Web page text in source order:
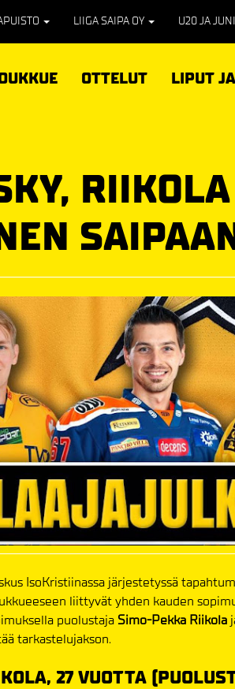
LIIGA SAIPA OY U20 JA
OTTELUT LIPUT
IsoKristiinassa järjestetyssä
liittyvät yhden kauden
puolustaja Simo-Pekka Riikola
tarkastelujakson.
27 VUOTTA